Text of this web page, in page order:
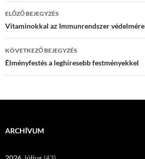
Bejegyzés
navigáció
ELŐZŐ BEJEGYZÉS
Vitaminokkal az Immunrendszer védelmére
KÖVETKEZŐ BEJEGYZÉS
Élményfestés a leghíresebb festményekkel
ARCHÍVUM